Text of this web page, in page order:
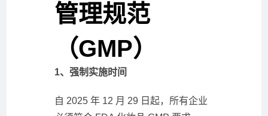
管理规范
（GMP）
1、强制实施时间
自 2025 年 12 月 29 日起，所有企业